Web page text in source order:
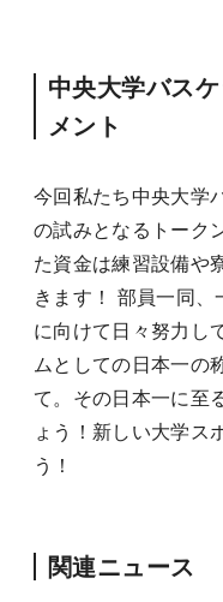
中央大学バス
メント
今回私たち中央大学
の試みとなるトーク
た資金は練習設備や
きます！ 部員一同
に向けて日々努力し
ムとしての日本一の
て。その日本一に至
ょう！新しい大学ス
う！
関連ニュース